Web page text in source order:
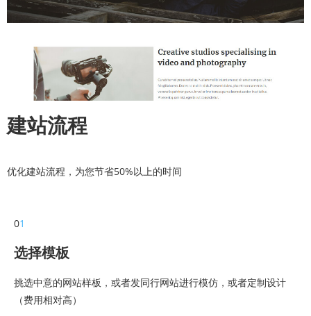
建站流程
优化建站流程，为您节省50%以上的时间
01
选择模板
挑选中意的网站样板，或者发同行网站进行模仿，或者定制设计
（费用相对高）